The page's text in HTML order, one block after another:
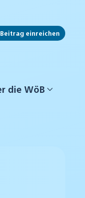
Beitrag einreichen
die WöB